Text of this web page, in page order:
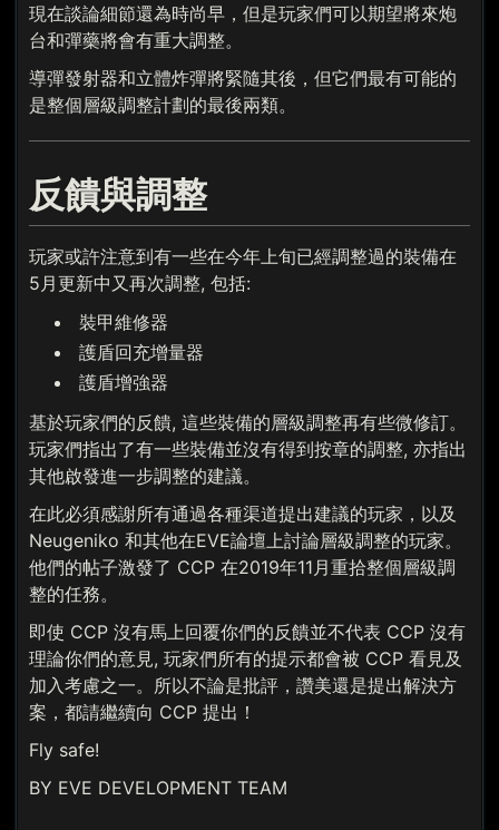
現在談論細節還為時尚早，但是玩家們可以期望將來炮
台和彈藥將會有重大調整。
導彈發射器和立體炸彈將緊隨其後，但它們最有可能的
是整個層級調整計劃的最後兩類。
反饋與調整
玩家或許注意到有一些在今年上旬已經調整過的裝備在
5月更新中又再次調整, 包括:
裝甲維修器
護盾回充增量器
護盾增強器
基於玩家們的反饋, 這些裝備的層級調整再有些微修訂。
玩家們指出了有一些裝備並沒有得到按章的調整, 亦指出
其他啟發進一步調整的建議。
在此必須感謝所有通過各種渠道提出建議的玩家，以及
Neugeniko 和其他在EVE論壇上討論層級調整的玩家。
他們的帖子激發了 CCP 在2019年11月重拾整個層級調
整的任務。
即使 CCP 沒有馬上回覆你們的反饋並不代表 CCP 沒有
理論你們的意見, 玩家們所有的提示都會被 CCP 看見及
加入考慮之一。所以不論是批評，讚美還是提出解決方
案，都請繼續向 CCP 提出！
Fly safe!
BY EVE DEVELOPMENT TEAM